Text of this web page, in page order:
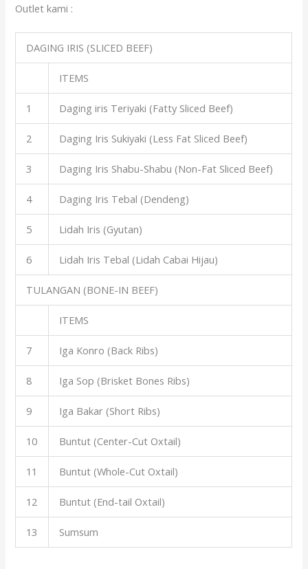
Outlet kami :
DAGING IRIS (SLICED BEEF)
ITEMS
1 Daging iris Teriyaki (Fatty Sliced Beef)
2 Daging Iris Sukiyaki (Less Fat Sliced Beef)
3 Daging Iris Shabu-Shabu (Non-Fat Sliced Beef)
4 Daging Iris Tebal (Dendeng)
5 Lidah Iris (Gyutan)
6 Lidah Iris Tebal (Lidah Cabai Hijau)
TULANGAN (BONE-IN BEEF)
ITEMS
7 Iga Konro (Back Ribs)
8 Iga Sop (Brisket Bones Ribs)
9 Iga Bakar (Short Ribs)
10 Buntut (Center-Cut Oxtail)
11 Buntut (Whole-Cut Oxtail)
12 Buntut (End-tail Oxtail)
13 Sumsum